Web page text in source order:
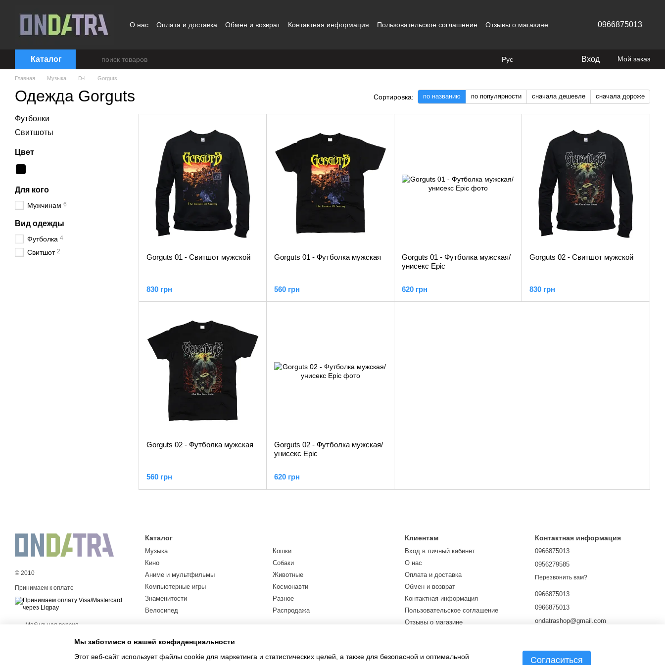
О нас Оплата и доставка Обмен и возврат Контактная информация Пользовательское соглашение
Отзывы о магазине
0966875013
Каталог Рус Вход Мой заказ
Главная Музыка D-I Gorguts
Одежда Gorguts Сортировка: по названию по популярности сначала дешевле сначала дороже
Gorguts 01 - Свитшот мужской
830 грн
Gorguts 01 - Футболка мужская
560 грн
Gorguts 01 - Футболка мужская/
унисекс Epic
620 грн
Gorguts 02 - Свитшот мужской
830 грн
Gorguts 02 - Футболка мужская
560 грн
Gorguts 02 - Футболка мужская/
унисекс Epic
620 грн
Футболки
Свитшоты
Цвет
Для кого
Мужчинам 6
Вид одежды
Футболка 4
Свитшот 2
© 2010
Принимаем к оплате
Мобильная версия
Каталог
Музыка
Кино
Аниме и мультфильмы
Компьютерные игры
Знаменитости
Велосипед
Кошки
Собаки
Животные
Космонавти
Разное
Распродажа
Клиентам
Вход в личный кабинет
О нас
Оплата и доставка
Обмен и возврат
Контактная информация
Пользовательское соглашение
Отзывы о магазине
Контактная информация
0966875013
0956279585
Перезвонить вам?
0966875013
0966875013
ondatrashop@gmail.com
Мы заботимся о вашей конфиденциальности
Этот веб-сайт использует файлы cookie для маркетинга и статистических целей, а также для безопасной и оптимальной
Согласиться